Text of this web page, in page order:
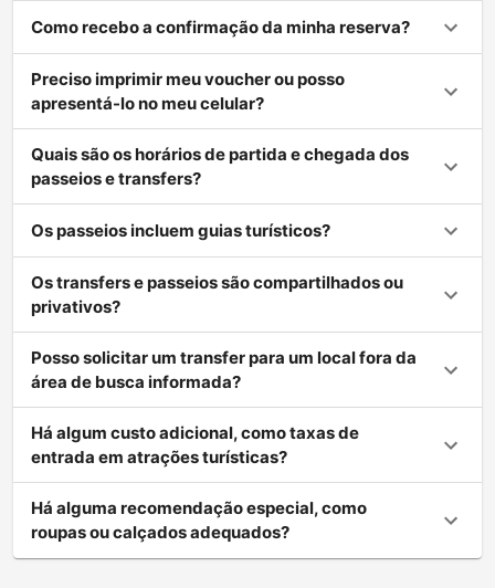
Como recebo a confirmação da minha reserva?
Preciso imprimir meu voucher ou posso
apresentá-lo no meu celular?
Quais são os horários de partida e chegada dos
passeios e transfers?
Os passeios incluem guias turísticos?
Os transfers e passeios são compartilhados ou
privativos?
Posso solicitar um transfer para um local fora da
área de busca informada?
Há algum custo adicional, como taxas de
entrada em atrações turísticas?
Há alguma recomendação especial, como
roupas ou calçados adequados?